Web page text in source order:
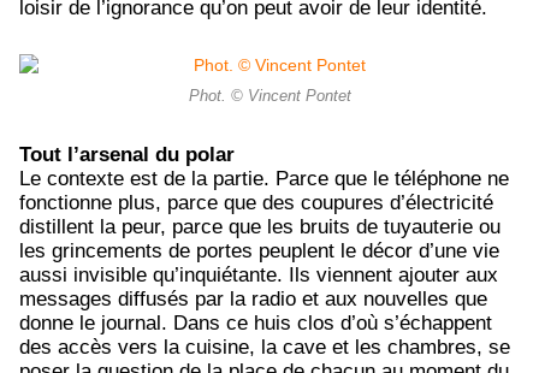
loisir de l’ignorance qu’on peut avoir de leur identité.
Phot. © Vincent Pontet
Tout l’arsenal du polar
Le contexte est de la partie. Parce que le téléphone ne
fonctionne plus, parce que des coupures d’électricité
distillent la peur, parce que les bruits de tuyauterie ou
les grincements de portes peuplent le décor d’une vie
aussi invisible qu’inquiétante. Ils viennent ajouter aux
messages diffusés par la radio et aux nouvelles que
donne le journal. Dans ce huis clos d’où s’échappent
des accès vers la cuisine, la cave et les chambres, se